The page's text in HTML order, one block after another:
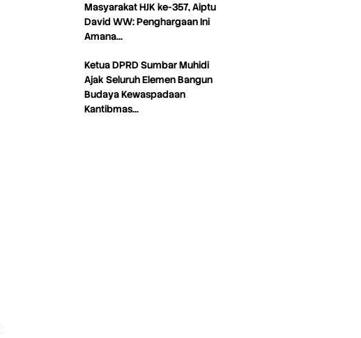
Masyarakat HJK ke-357, Aiptu
David WW: Penghargaan Ini
Amana…
Ketua DPRD Sumbar Muhidi
Ajak Seluruh Elemen Bangun
Budaya Kewaspadaan
Kantibmas…